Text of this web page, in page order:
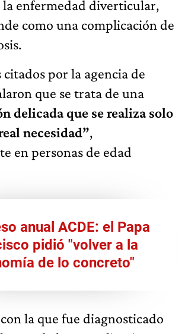
enfermedad diverticular,
como una complicación de
citados por la agencia de
que se trata de una
delicada que se realiza solo
necesidad”,
en personas de edad
anual ACDE: el Papa
pidió "volver a la
de lo concreto"
la que fue diagnosticado